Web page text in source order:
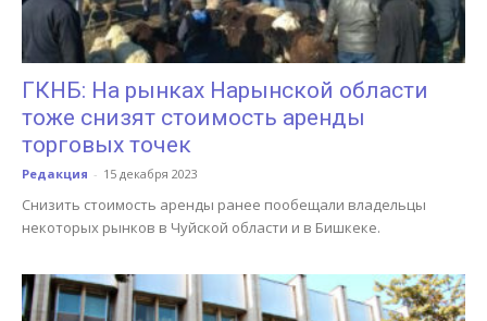
ГКНБ: На рынках Нарынской области
тоже снизят стоимость аренды
торговых точек
Редакция - 15 декабря 2023
Снизить стоимость аренды ранее пообещали владельцы
некоторых рынков в Чуйской области и в Бишкеке.